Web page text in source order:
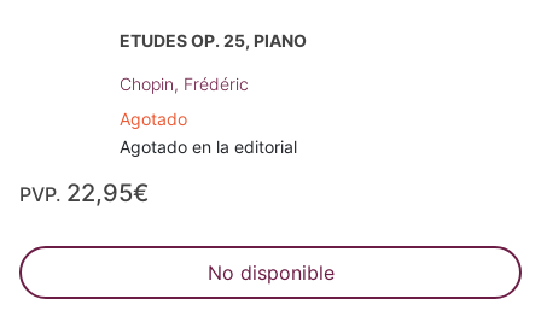
ETUDES OP. 25, PIANO
Chopin, Frédéric
Agotado
Agotado en la editorial
PVP. 22,95€
No disponible